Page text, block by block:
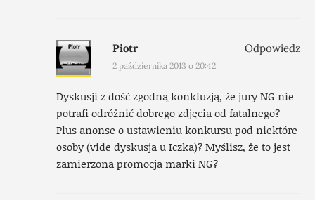
Piotr
2 października 2013 o 20:42
Dyskusji z dość zgodną konkluzją, że jury NG nie
potrafi odróżnić dobrego zdjęcia od fatalnego?
Plus anonse o ustawieniu konkursu pod niektóre
osoby (vide dyskusja u Iczka)? Myślisz, że to jest
zamierzona promocja marki NG?
Odpowiedz